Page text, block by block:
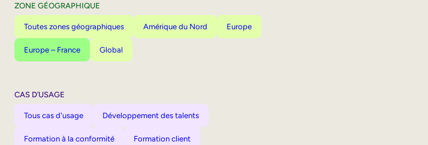
ZONE GÉOGRAPHIQUE
Toutes zones géographiques Amérique du Nord Europe
Europe – France Global
CAS D’USAGE
Tous cas d'usage Développement des talents
Formation à la conformité Formation client